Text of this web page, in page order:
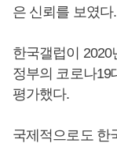
은 신뢰를 보였다.
한국갤럽이 2020
정부의 코로나19
평가했다.
국제적으로도 한